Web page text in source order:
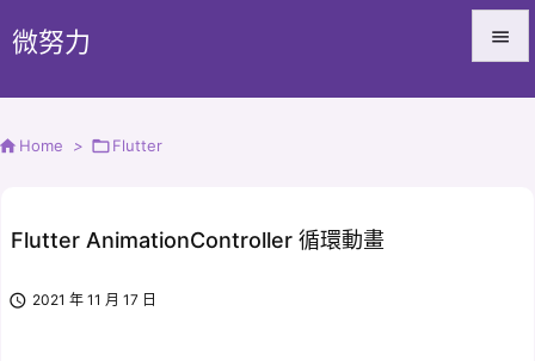
微努力 
Home > Flutter
Flutter AnimationController 循環動畫
 2021 年 11 月 17 日